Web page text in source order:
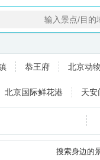
恭王府 北京动
北京国际鲜花港 天安
香山公园
搜索身边的